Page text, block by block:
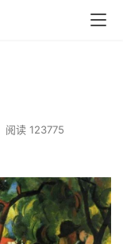
阅读 123775